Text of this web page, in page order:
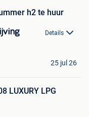
h2 te huur
Details
25 jul 26
LUXURY LPG